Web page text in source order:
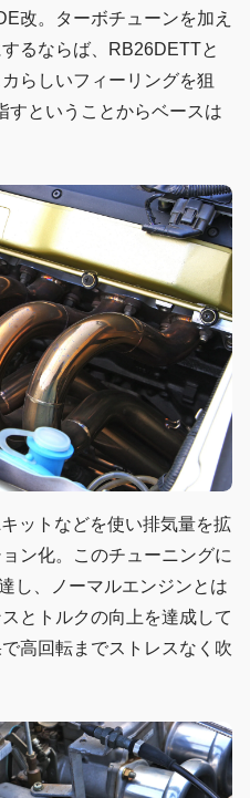
改。ターボチューンを加え
るならば、RB26DETTと
らしいフィーリングを狙
すということからベースは
ットなどを使い排気量を拡
ン化。このチューニングに
し、ノーマルエンジンとは
とトルクの向上を達成して
高回転までストレスなく吹